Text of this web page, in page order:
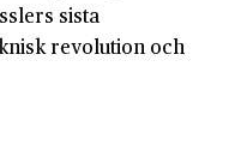
sista
revolution och